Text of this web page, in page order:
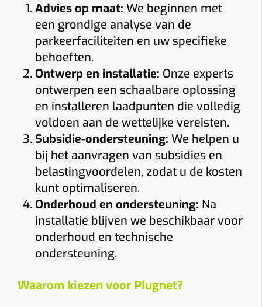
Advies op maat: We beginnen met
een grondige analyse van de
parkeerfaciliteiten en uw specifieke
behoeften.
Ontwerp en installatie: Onze experts
ontwerpen een schaalbare oplossing
en installeren laadpunten die volledig
voldoen aan de wettelijke vereisten.
Subsidie-ondersteuning: We helpen u
bij het aanvragen van subsidies en
belastingvoordelen, zodat u de kosten
kunt optimaliseren.
Onderhoud en ondersteuning: Na
installatie blijven we beschikbaar voor
onderhoud en technische
ondersteuning.
Waarom kiezen voor Plugnet?